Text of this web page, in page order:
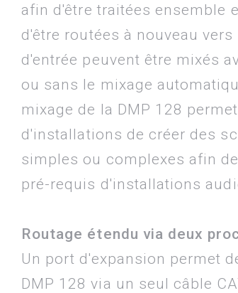
afin d'être traitées ensemble
d'être routées à nouveau
d'entrée peuvent être mixés
ou sans le mixage
mixage de la DMP 128
d'installations de créer des
simples ou complexes afin
pré-requis d'installations
Routage étendu via deux
Un port d'expansion permet
DMP 128 via un seul câble